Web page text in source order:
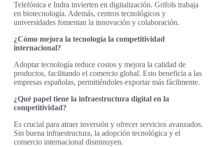
Telefónica e Indra invierten en digitalización. Grifols trabaja
en biotecnología. Además, centros tecnológicos y
universidades fomentan la innovación y colaboración.
¿Cómo mejora la tecnología la competitividad
internacional?
Adoptar tecnología reduce costos y mejora la calidad de
productos, facilitando el comercio global. Esto beneficia a las
empresas españolas, permitiéndoles exportar más fácilmente.
¿Qué papel tiene la infraestructura digital en la
competitividad?
Es crucial para atraer inversión y ofrecer servicios avanzados.
Sin buena infraestructura, la adopción tecnológica y el
comercio internacional disminuyen.